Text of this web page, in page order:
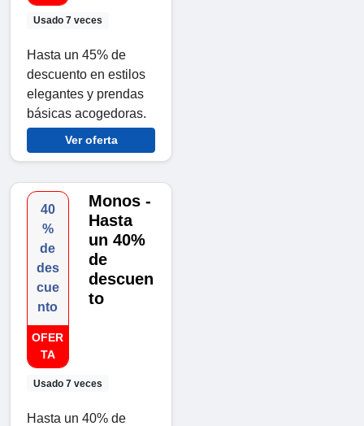
Usado 7 veces
Hasta un 45% de
descuento en estilos
elegantes y prendas
básicas acogedoras.
Ver oferta
40
%
de
des
cue
nto
OFER
TA
Usado 7 veces
Monos -
Hasta
un 40%
de
descuen
to
Hasta un 40% de